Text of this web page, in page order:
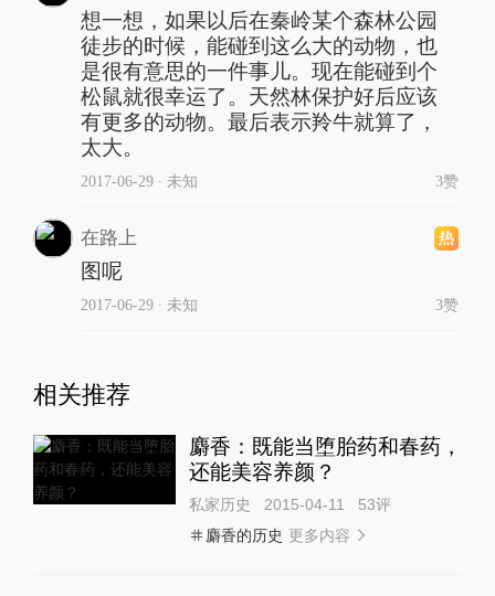
想一想，如果以后在秦岭某个森林公园
徒步的时候，能碰到这么大的动物，也
是很有意思的一件事儿。现在能碰到个
松鼠就很幸运了。天然林保护好后应该
有更多的动物。最后表示羚牛就算了，
太大。
2017-06-29∙ 未知 3赞
在路上
图呢
2017-06-29∙ 未知 3赞
相关推荐
麝香：既能当堕胎药和春药，
还能美容养颜？
私家历史 2015-04-11 53评
麝香的历史 更多内容